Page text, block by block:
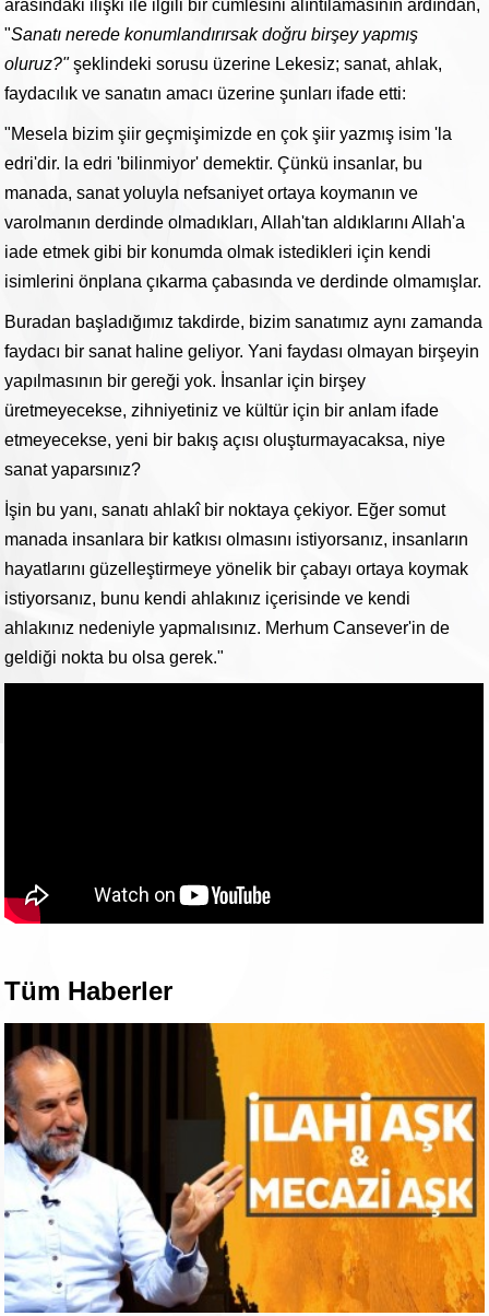
arasındaki ilişki ile ilgili bir cümlesini alıntılamasının ardından,
"Sanatı nerede konumlandırırsak doğru birşey yapmış
oluruz?"şeklindeki sorusu üzerine Lekesiz; sanat, ahlak,
faydacılık ve sanatın amacı üzerine şunları ifade etti:
"Mesela bizim şiir geçmişimizde en çok şiir yazmış isim 'la
edri'dir. la edri 'bilinmiyor' demektir. Çünkü insanlar, bu
manada, sanat yoluyla nefsaniyet ortaya koymanın ve
varolmanın derdinde olmadıkları, Allah'tan aldıklarını Allah'a
iade etmek gibi bir konumda olmak istedikleri için kendi
isimlerini önplana çıkarma çabasında ve derdinde olmamışlar.
Buradan başladığımız takdirde, bizim sanatımız aynı zamanda
faydacı bir sanat haline geliyor. Yani faydası olmayan birşeyin
yapılmasının bir gereği yok. İnsanlar için birşey
üretmeyecekse, zihniyetiniz ve kültür için bir anlam ifade
etmeyecekse, yeni bir bakış açısı oluşturmayacaksa, niye
sanat yaparsınız?
İşin bu yanı, sanatı ahlakî bir noktaya çekiyor. Eğer somut
manada insanlara bir katkısı olmasını istiyorsanız, insanların
hayatlarını güzelleştirmeye yönelik bir çabayı ortaya koymak
istiyorsanız, bunu kendi ahlakınız içerisinde ve kendi
ahlakınız nedeniyle yapmalısınız. Merhum Cansever'in de
geldiği nokta bu olsa gerek."
Tüm Haberler